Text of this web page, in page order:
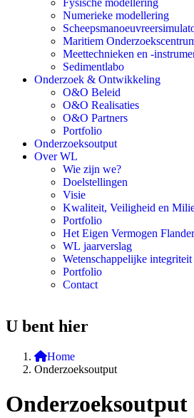
Fysische modellering
Numerieke modellering
Maritiem
Meettechnieken en -
Sedimentlabo
Onderzoek & Ontwikkeling
O&O Beleid
O&O Realisaties
O&O Partners
Portfolio
Onderzoeksoutput
Over WL
Wie zijn we?
Doelstellingen
Visie
Kwaliteit, Veiligheid en
Portfolio
Het Eigen Vermogen
WL jaarverslag
Wetenschappelijke integriteit
Portfolio
Contact
U bent hier
Home
Onderzoeksoutput
Onderzoeksoutput